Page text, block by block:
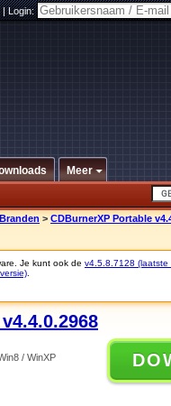
|Login:
Meer
Branden > CDBurnerXP Portable
Je kunt ook de v4.5.8.7128 (laatste
/ WinXP